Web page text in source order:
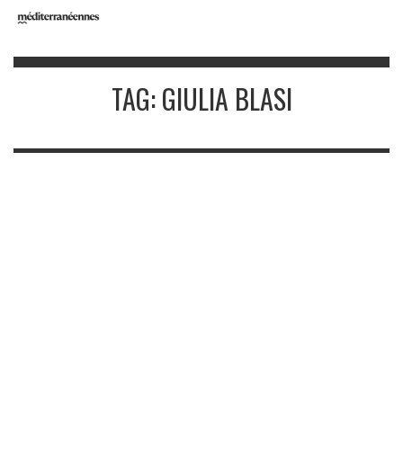
TAG: GIULIA BLASI